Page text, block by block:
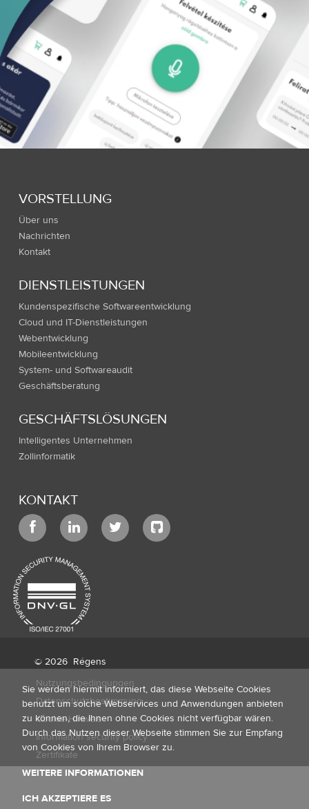
VORSTELLUNG
Über uns
Nachrichten
Kontakt
DIENSTLEISTUNGEN
Kundenspezifische Softwareentwicklung
Cloud und IT-Dienstleistungen
Webentwicklung
Mobileentwicklung
System- und Softwareaudit
Geschäftsberatung
GESCHÄFTSLÖSUNGEN
Intelligentes Unternehmen
Zollinformatik
KONTAKT
© 2026 Régens
Nutzungsbedingungen
Datenschutzbestimmung
Cookie-Hinweis
Information security policy
Zertifikate
Sie werden hiermit informiert, das diese Webseite Cookies
benutzt um solche Webservices und Anwendungen anbieten
zu können, die Ihnen ohne Cookies nicht verfügbar wären.
Durch das Nutzen dieser Webseite stimmen Sie zur Empfang
von Cookies von Ihrem Browser zu.
WEITERE INFORMATIONEN
ICH AKZEPTIERE ES